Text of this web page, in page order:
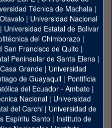
Técnica de Machala|
| Universidad Nacional
| Universidad Estatal de Bolivar
del Chimborazo |
San Francisco de Quito |
Peninsular de Santa Elena|
Grande | Universidad
de Guayaquil| Pontificia
del Ecuador - Ambato |
Nacional| Universidad
del Carchi| Universidad de
Espíritu Santo | Instituto de